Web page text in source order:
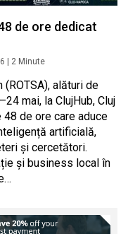
de ore dedicat
2 Minute
alături de
mai, la ClujHub, Cluj
de ore care aduce
artificială,
și cercetători.
și business local în